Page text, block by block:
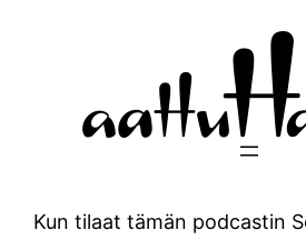
Kun tilaat tämän podcastin